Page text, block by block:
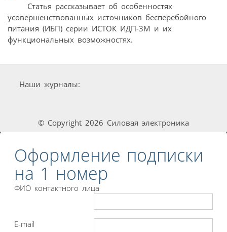
Статья рассказывает об особенностях
усовершенствованных источников бесперебойного
питания (ИБП) серии ИСТОК ИДП-3М и их
функциональных возможностях.
Наши журналы:
© Copyright 2026 Силовая электроника
Оформление подписки
на 1 номер
ФИО контактного лица
E-mail